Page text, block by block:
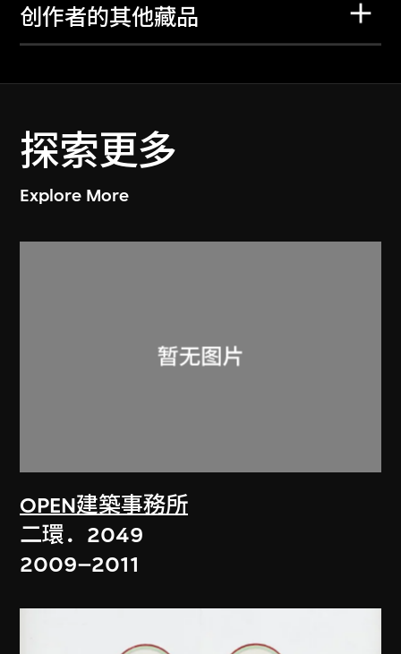
创作者的其他藏品
探索更多
Explore More
OPEN建築事務所
二環．2049
2009–2011